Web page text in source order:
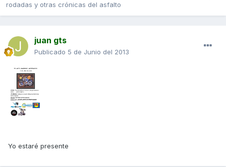
rodadas y otras crónicas del asfalto
juan gts
Publicado 5 de Junio del 2013
Yo estaré presente